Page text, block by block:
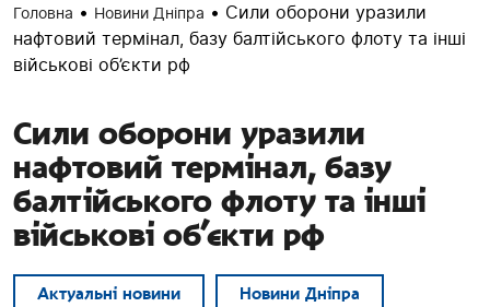
Головна • Новини Дніпра • Сили оборони уразили
нафтовий термінал, базу балтійського флоту та інші
військові об’єкти рф
Сили оборони уразили
нафтовий термінал, базу
балтійського флоту та інші
військові об’єкти рф
Актуальні новини Новини Дніпра